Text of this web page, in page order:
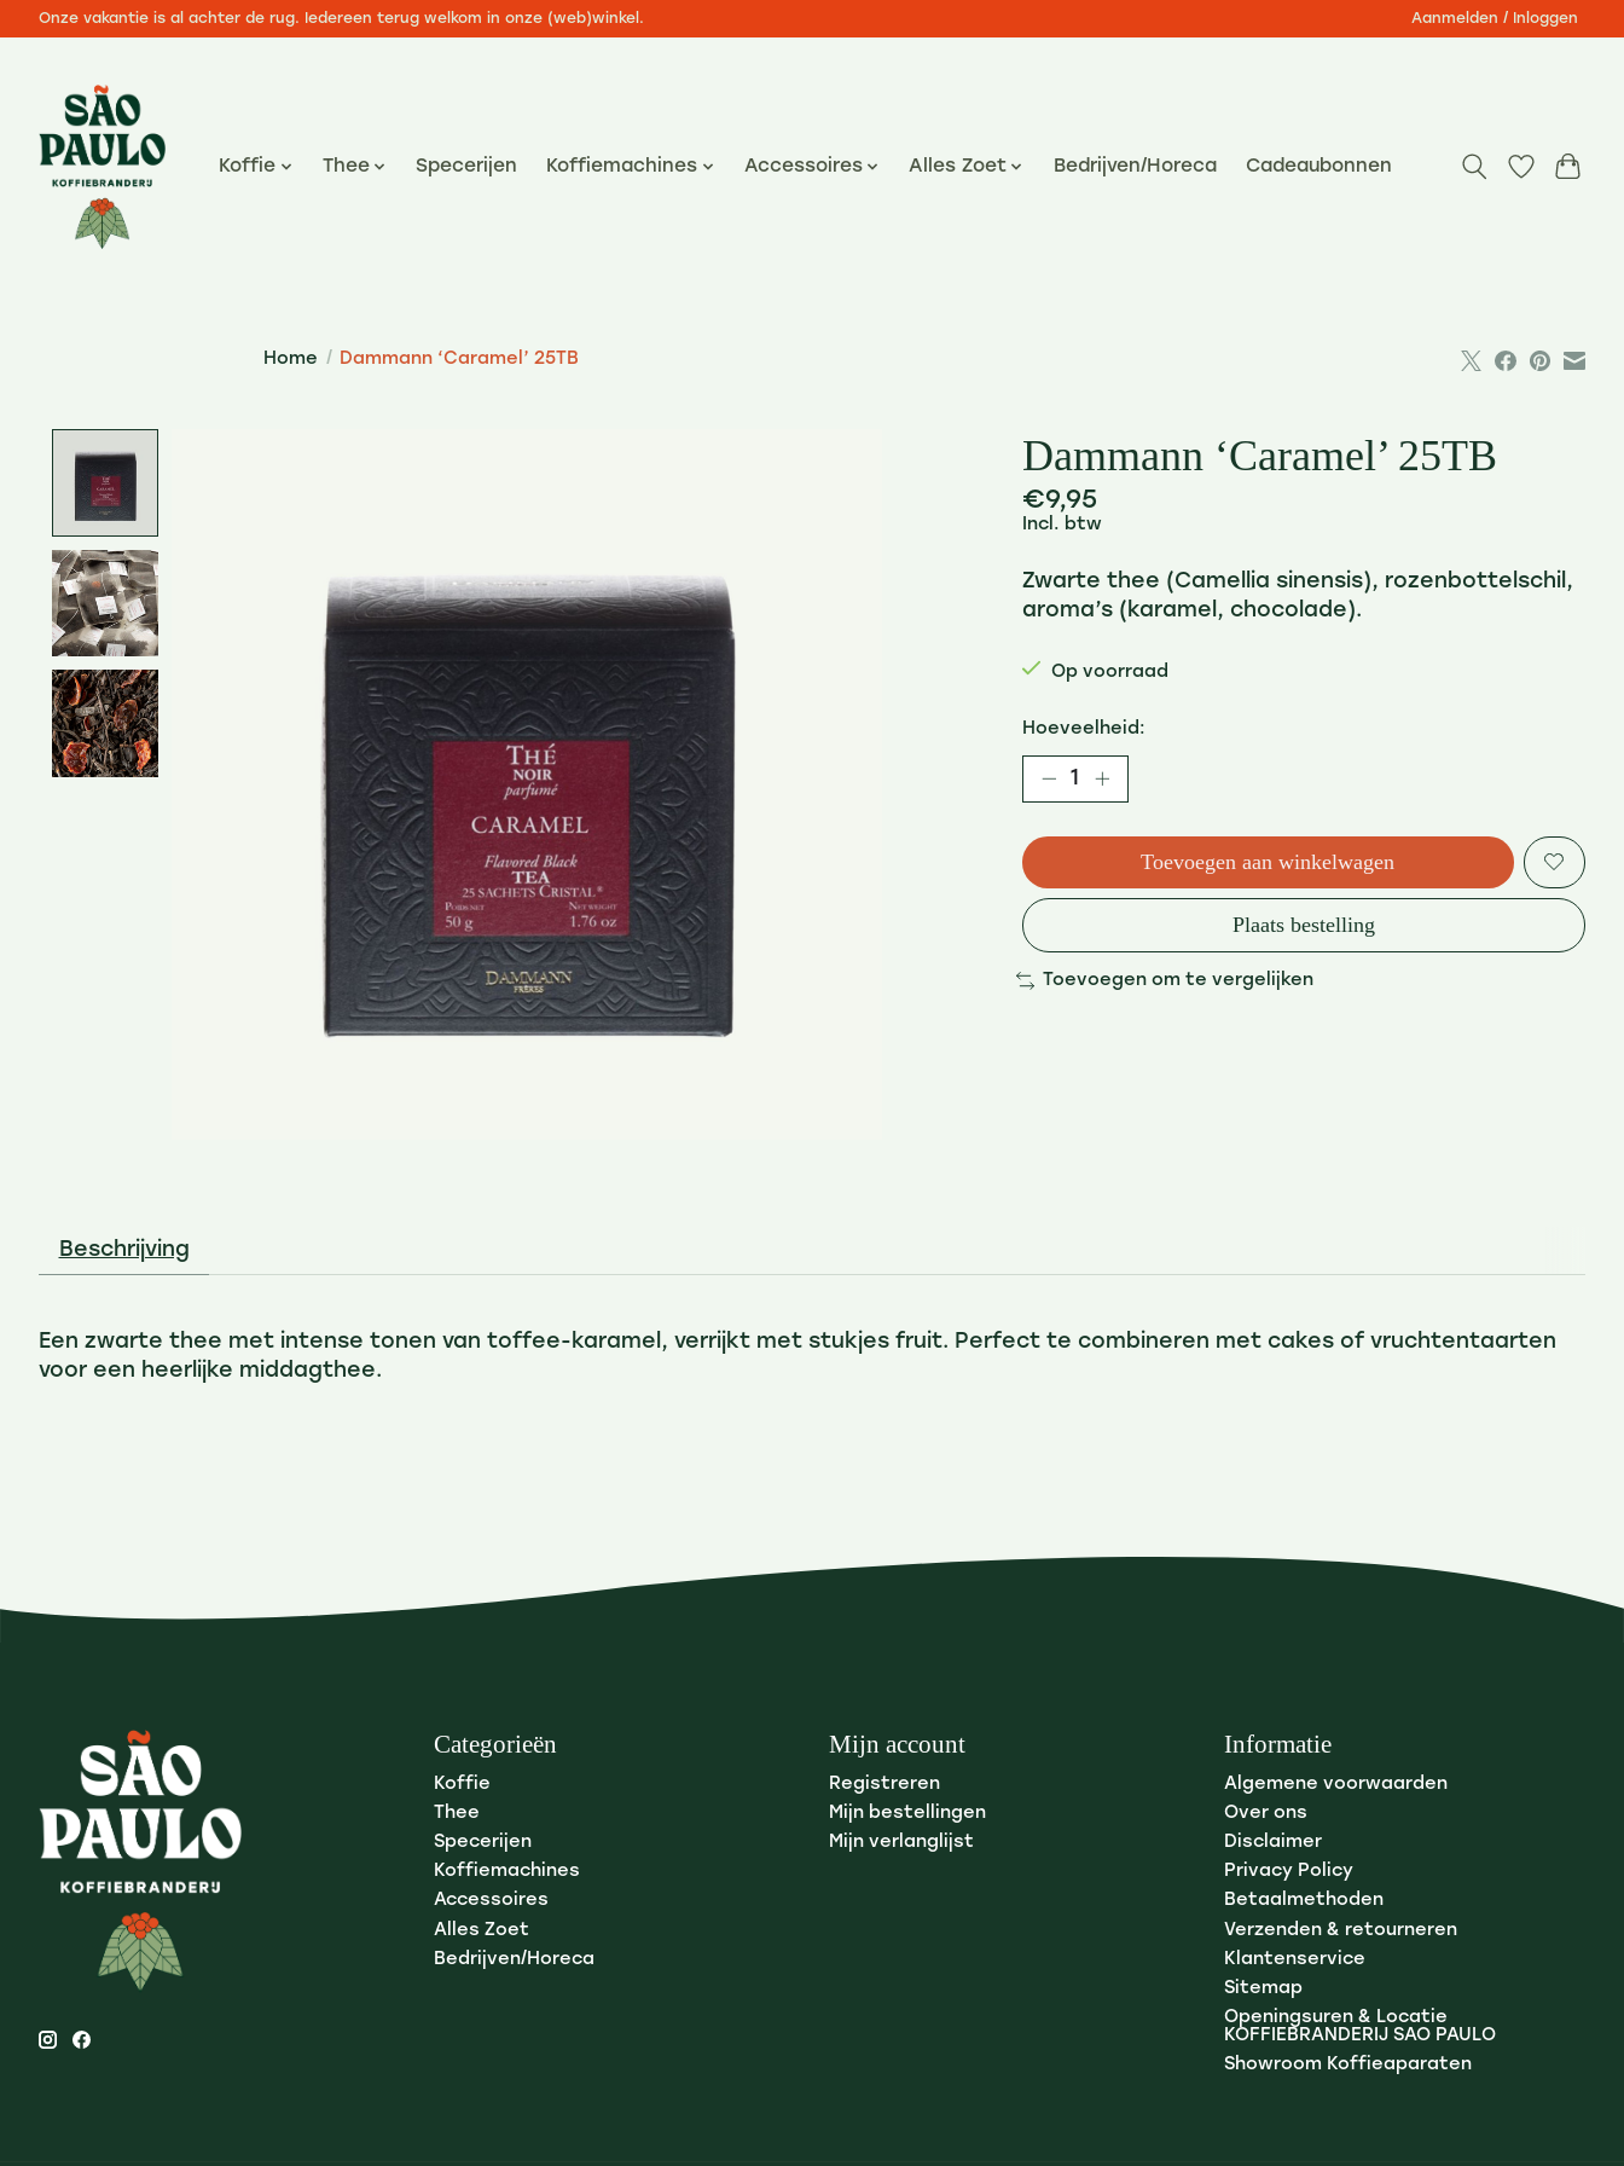
Onze vakantie is al achter de rug. Iedereen terug welkom in onze (web)winkel. Aanmelden / Inloggen
Koffie Thee Specerijen Koffiemachines Accessoires Alles Zoet Bedrijven/Horeca Cadeaubonnen
Home / Dammann ‘Caramel’ 25TB
Dammann ‘Caramel’ 25TB
€9,95
Incl. btw
Zwarte thee (Camellia sinensis), rozenbottelschil,
aroma’s (karamel, chocolade).
Op voorraad
Hoeveelheid:
Toevoegen aan winkelwagen
Plaats bestelling
Toevoegen om te vergelijken
Beschrijving
Een zwarte thee met intense tonen van toffee-karamel, verrijkt met stukjes fruit. Perfect te combineren met cakes of vruchtentaarten
voor een heerlijke middagthee.
Categorieën
Koffie
Thee
Specerijen
Koffiemachines
Accessoires
Alles Zoet
Bedrijven/Horeca
Mijn account
Registreren
Mijn bestellingen
Mijn verlanglijst
Informatie
Algemene voorwaarden
Over ons
Disclaimer
Privacy Policy
Betaalmethoden
Verzenden & retourneren
Klantenservice
Sitemap
Openingsuren & Locatie
KOFFIEBRANDERIJ SAO PAULO
Showroom Koffieaparaten